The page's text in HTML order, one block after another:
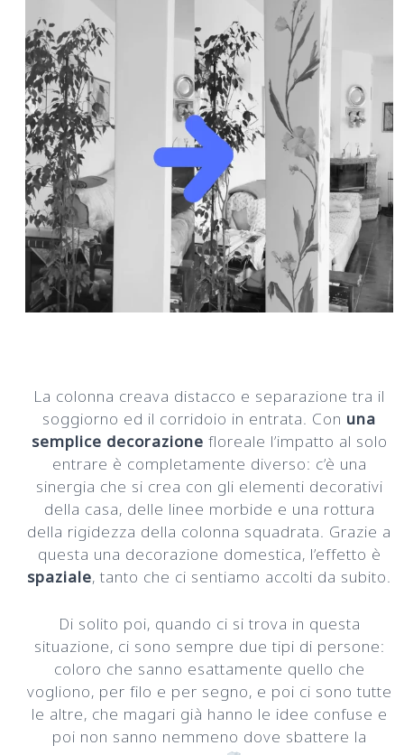
La colonna creava distacco e separazione tra il
soggiorno ed il corridoio in entrata. Con una
semplice decorazione floreale l’impatto al solo
entrare è completamente diverso: c’è una
sinergia che si crea con gli elementi decorativi
della casa, delle linee morbide e una rottura
della rigidezza della colonna squadrata. Grazie a
questa una decorazione domestica, l’effetto è
spaziale, tanto che ci sentiamo accolti da subito.
Di solito poi, quando ci si trova in questa
situazione, ci sono sempre due tipi di persone:
coloro che sanno esattamente quello che
vogliono, per filo e per segno, e poi ci sono tutte
le altre, che magari già hanno le idee confuse e
poi non sanno nemmeno dove sbattere la